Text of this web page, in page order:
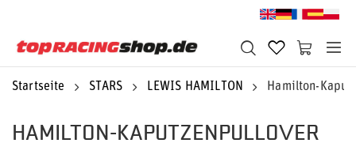
Startseite STARS LEWIS HAMILTON Hamilton-
HAMILTON-KAPUTZENPULLOVER